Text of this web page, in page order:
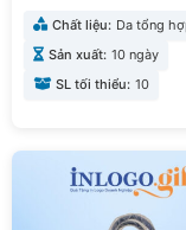
Chất liệu: Da tổng
Sản xuất: 10 ngày
SL tối thiểu: 10